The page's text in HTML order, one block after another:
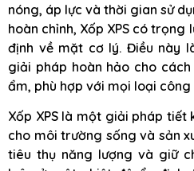
nóng, áp lực và thời gian sử
hoàn chỉnh, Xốp XPS có trọng
định về mặt cơ lý. Điều này
giải pháp hoàn hảo cho
ẩm, phù hợp với mọi loại công
Xốp XPS là một giải pháp
cho môi trường sống và sản
tiêu thụ năng lượng và giữ